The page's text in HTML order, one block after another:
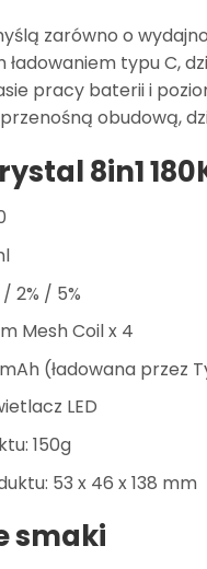
zarówno o
ładowaniem typu C,
pracy baterii i
obudową,
8in1
2% / 5%
Mesh Coil x 4
(ładowana przez
LED
150g
53 x 46 x 138 mm
smaki